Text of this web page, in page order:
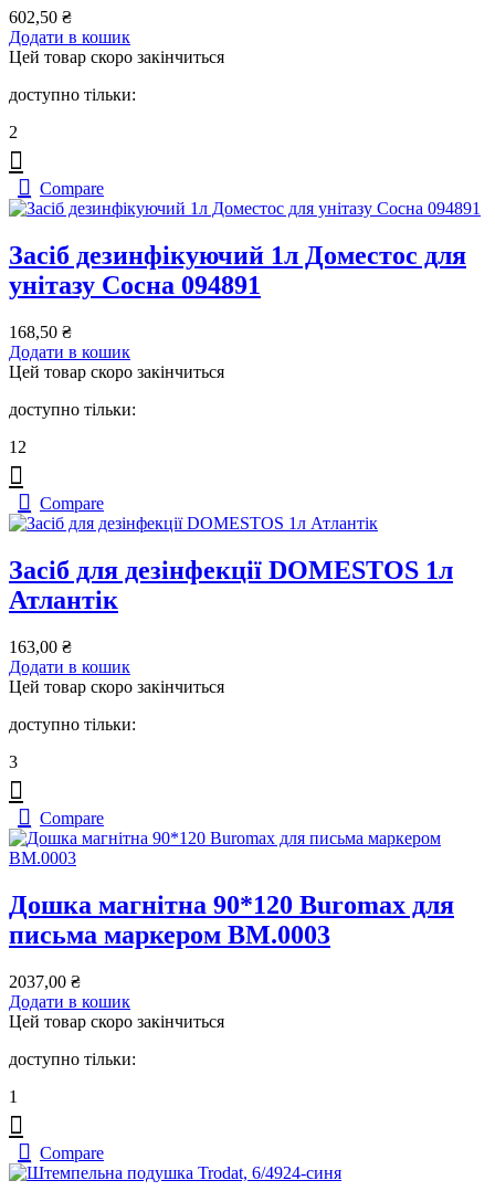
602,50 ₴
Додати в кошик
Цей товар скоро закінчиться
доступно тільки:
2
Compare
Засіб дезинфікуючий 1л Доместос для
унітазу Сосна 094891
168,50 ₴
Додати в кошик
Цей товар скоро закінчиться
доступно тільки:
12
Compare
Засіб для дезінфекції DOMESTOS 1л
Атлантік
163,00 ₴
Додати в кошик
Цей товар скоро закінчиться
доступно тільки:
3
Compare
Дошка магнітна 90*120 Buromax для
письма маркером BM.0003
2037,00 ₴
Додати в кошик
Цей товар скоро закінчиться
доступно тільки:
1
Compare